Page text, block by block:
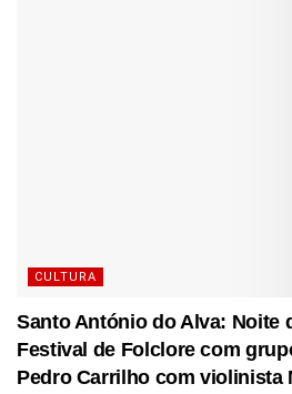
CULTURA
Santo António do Alva: Noite
Festival de Folclore com
Pedro Carrilho com violinista